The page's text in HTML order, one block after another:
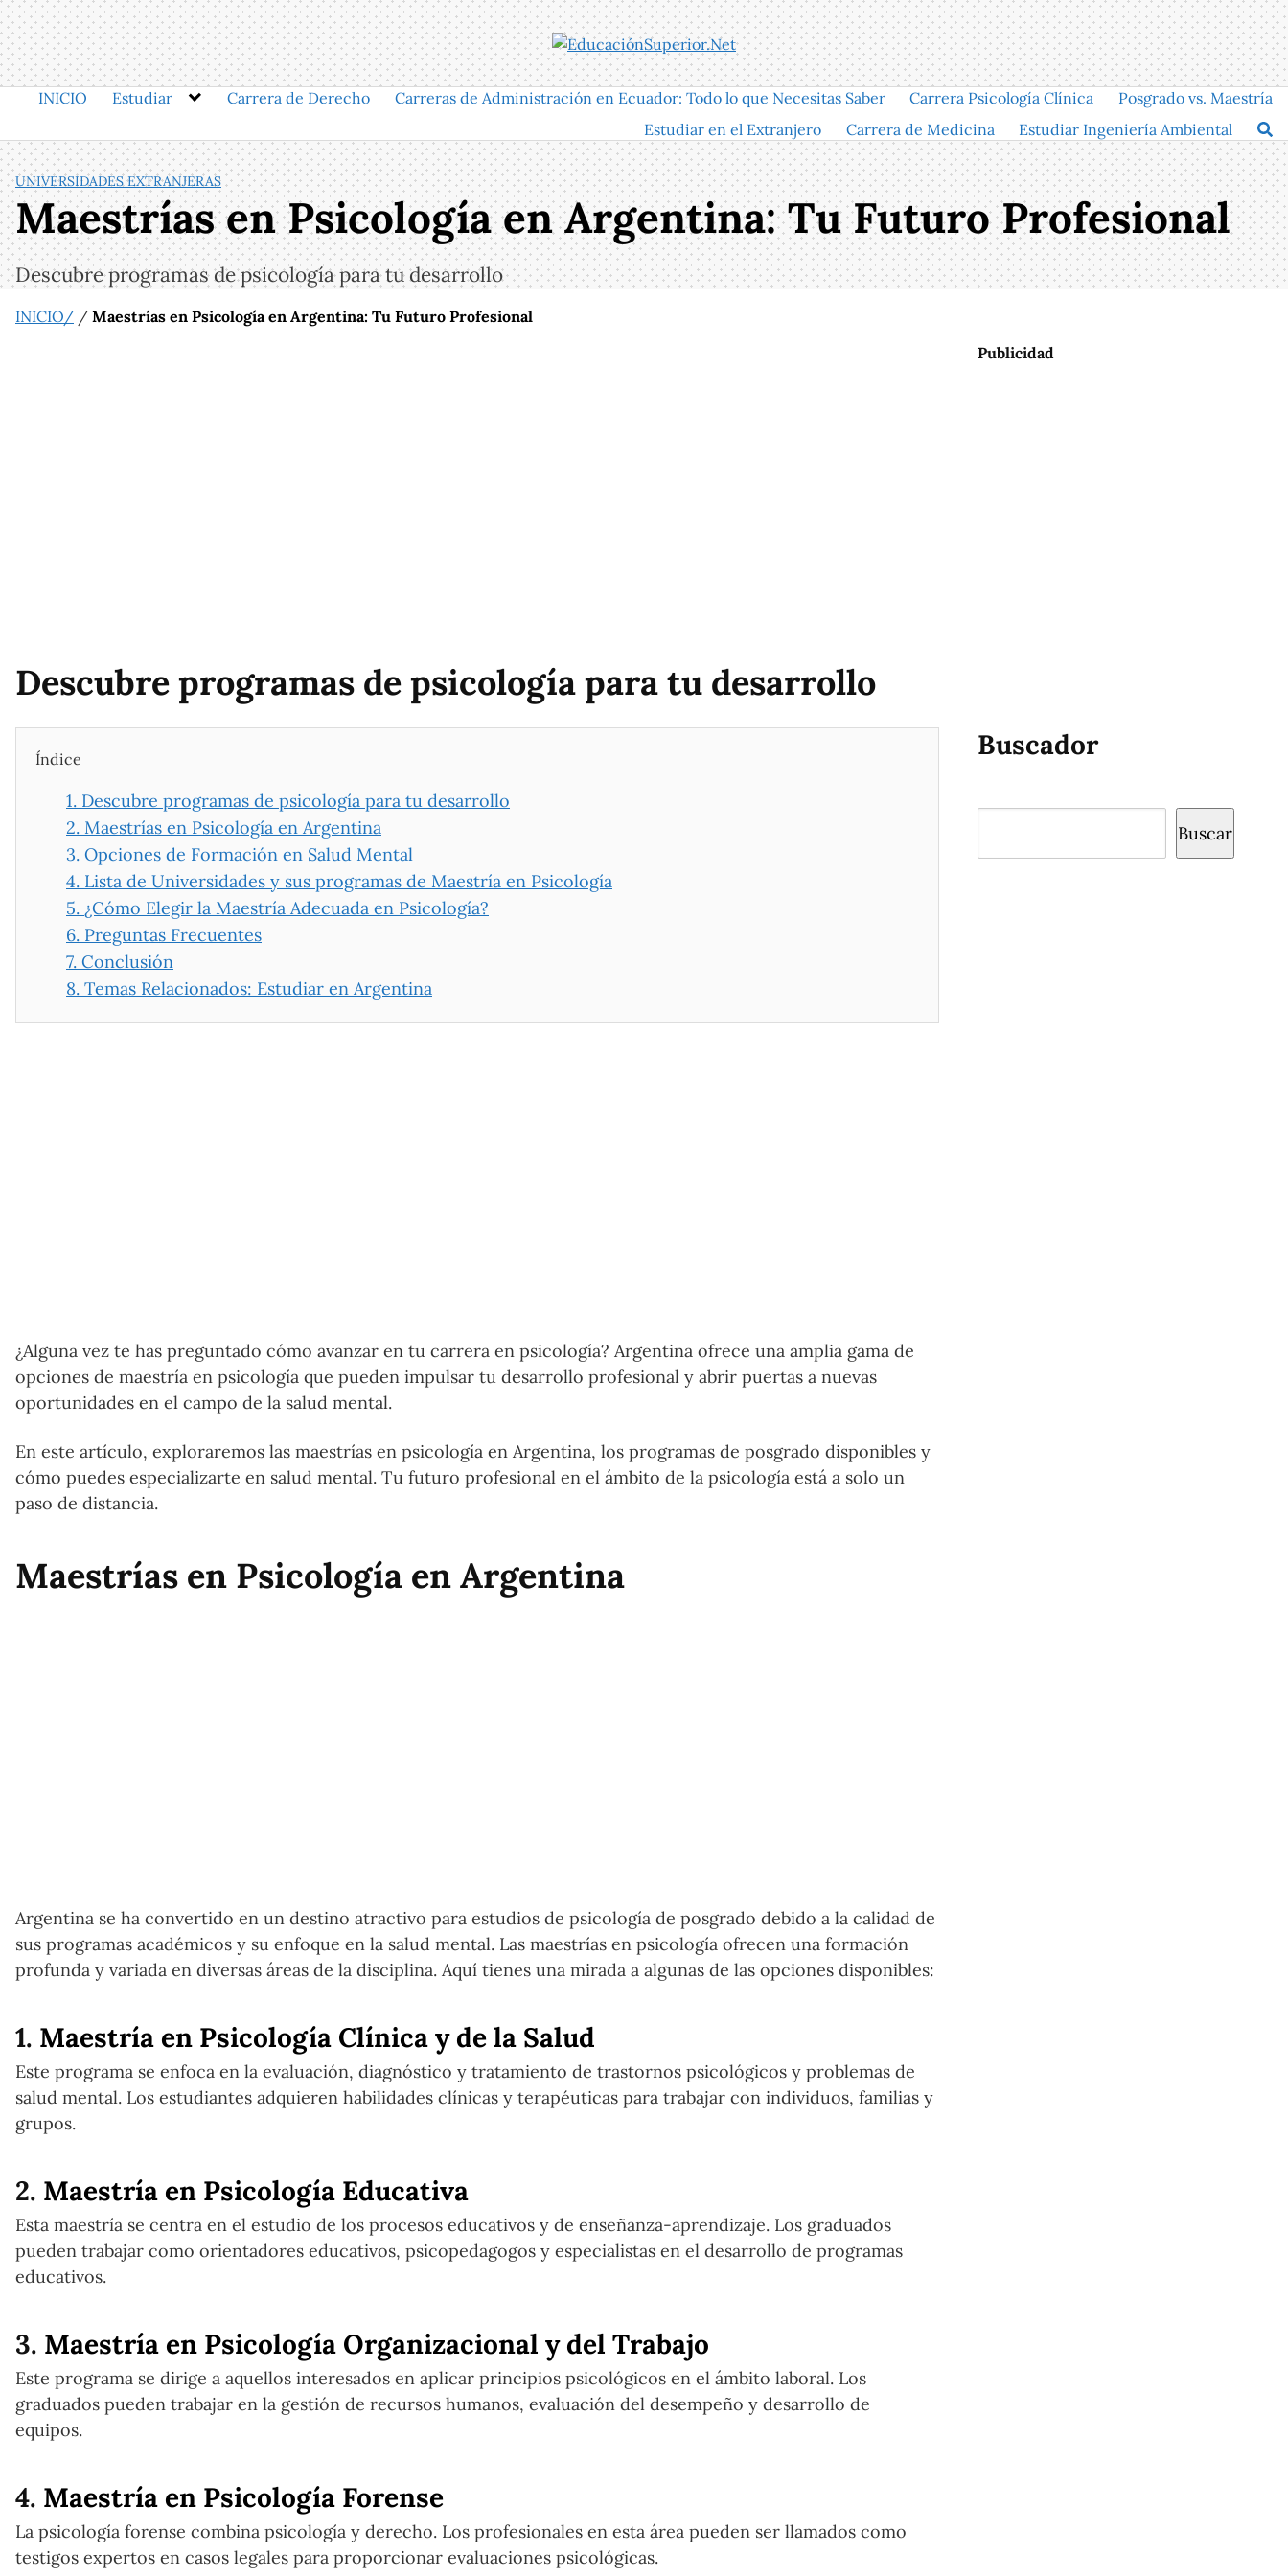
Saltar
al
contenido
INICIO Estudiar Carrera de Derecho Carreras de Administración en Ecuador: Todo lo que Necesitas Saber Carrera Psicología Clínica
Posgrado vs. Maestría
Estudiar en el Extranjero
Carrera de Medicina Estudiar Ingeniería Ambiental
UNIVERSIDADES EXTRANJERAS
Maestrías en Psicología en Argentina: Tu Futuro Profesional
Descubre programas de psicología para tu desarrollo
INICIO/ / Maestrías en Psicología en Argentina: Tu Futuro Profesional
Descubre programas de psicología para tu desarrollo
Índice
1. Descubre programas de psicología para tu desarrollo
2. Maestrías en Psicología en Argentina
3. Opciones de Formación en Salud Mental
4. Lista de Universidades y sus programas de Maestría en Psicología
5. ¿Cómo Elegir la Maestría Adecuada en Psicología?
6. Preguntas Frecuentes
7. Conclusión
8. Temas Relacionados: Estudiar en Argentina
¿Alguna vez te has preguntado cómo avanzar en tu carrera en psicología? Argentina ofrece una amplia gama de
opciones de maestría en psicología que pueden impulsar tu desarrollo profesional y abrir puertas a nuevas
oportunidades en el campo de la salud mental.
En este artículo, exploraremos las maestrías en psicología en Argentina, los programas de posgrado disponibles y
cómo puedes especializarte en salud mental. Tu futuro profesional en el ámbito de la psicología está a solo un
paso de distancia.
Maestrías en Psicología en Argentina
Argentina se ha convertido en un destino atractivo para estudios de psicología de posgrado debido a la calidad de
sus programas académicos y su enfoque en la salud mental. Las maestrías en psicología ofrecen una formación
profunda y variada en diversas áreas de la disciplina. Aquí tienes una mirada a algunas de las opciones disponibles:
1. Maestría en Psicología Clínica y de la Salud
Este programa se enfoca en la evaluación, diagnóstico y tratamiento de trastornos psicológicos y problemas de
salud mental. Los estudiantes adquieren habilidades clínicas y terapéuticas para trabajar con individuos, familias y
grupos.
2. Maestría en Psicología Educativa
Esta maestría se centra en el estudio de los procesos educativos y de enseñanza-aprendizaje. Los graduados
pueden trabajar como orientadores educativos, psicopedagogos y especialistas en el desarrollo de programas
educativos.
3. Maestría en Psicología Organizacional y del Trabajo
Este programa se dirige a aquellos interesados en aplicar principios psicológicos en el ámbito laboral. Los
graduados pueden trabajar en la gestión de recursos humanos, evaluación del desempeño y desarrollo de
equipos.
4. Maestría en Psicología Forense
La psicología forense combina psicología y derecho. Los profesionales en esta área pueden ser llamados como
testigos expertos en casos legales para proporcionar evaluaciones psicológicas.
Publicidad
Buscador
Buscar